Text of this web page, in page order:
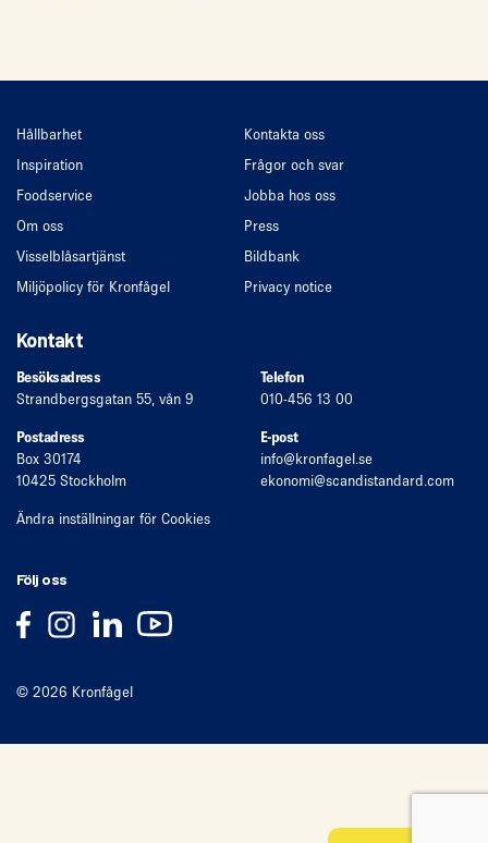
Hållbarhet
Inspiration
Foodservice
Om oss
Visselblåsartjänst
Miljöpolicy för Kronfågel
Kontakta oss
Frågor och svar
Jobba hos oss
Press
Bildbank
Privacy notice
Kontakt
Besöksadress
Strandbergsgatan 55, vån 9
Telefon
010-456 13 00
Postadress
Box 30174
10425 Stockholm
Ändra inställningar för Cookies
E-post
info@kronfagel.se
ekonomi@scandistandard.com
Följ oss
© 2026 Kronfågel